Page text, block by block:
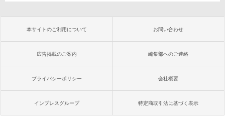
本サイトのご利用について お問い合わせ
広告掲載のご案内 編集部へのご連絡
プライバシーポリシー 会社概要
インプレスグループ 特定商取引法に基づく表示